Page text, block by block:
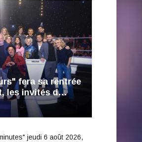
fera sa rentrée
les invités d…
jeudi 6 août 2026,